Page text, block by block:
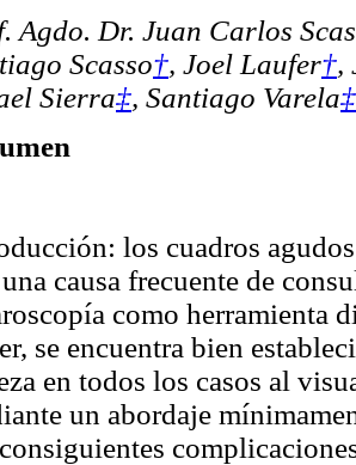
Agdo. Dr. Juan Carlos
Scasso†, Joel Laufer†,
Sierra‡, Santiago Varela‡
los cuadros
causa frecuente de
como herramienta
se encuentra bien
en todos los casos al
un abordaje